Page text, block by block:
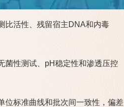
比活性、残留宿主DNA和内毒
菌性测试、pH稳定性和渗透压控
位标准曲线和批次间一致性，偏差